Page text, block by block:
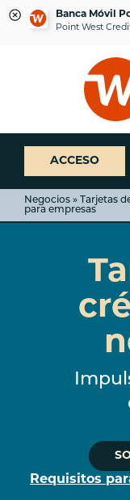
Banca Móvil
Point West
sesión
banca
web
ACCESO
Negocios » Tarjetas
para empresas
Requisitos